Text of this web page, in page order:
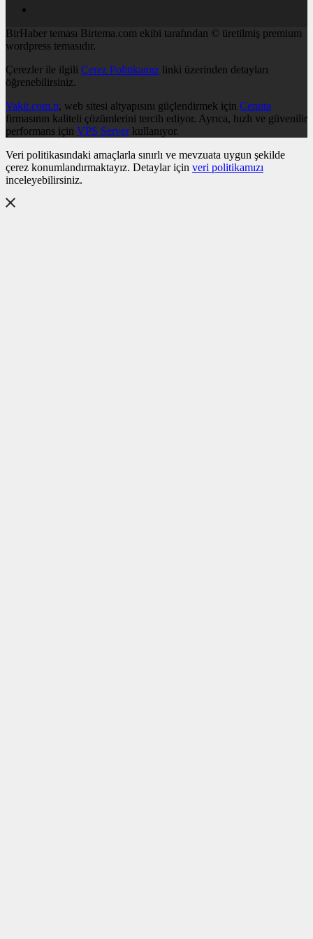
BirHaber teması Birtema.com ekibi tarafından © üretilmiş premium
wordpress temasıdır.
Çerezler ile ilgili Çerez Politikamız linki üzerinden detayları
öğrenebilirsiniz.
Vakit.com.tr, web sitesi altyapısını güçlendirmek için Cenuta
firmasının kaliteli çözümlerini tercih ediyor. Ayrıca, hızlı ve güvenilir
performans için VPS Serverkullanıyor.
Veri politikasındaki amaçlarla sınırlı ve mevzuata uygun şekilde
çerez konumlandırmaktayız. Detaylar için veri politikamızı
inceleyebilirsiniz.